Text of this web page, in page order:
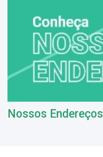
Nossos Endereços